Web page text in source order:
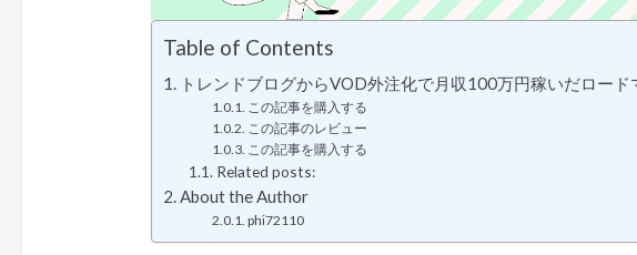
Table of Contents
トレンドブログからVOD外注化で月収100万円稼いだロード
この記事を購入する
この記事のレビュー
この記事を購入する
Related posts:
About the Author
phi72110